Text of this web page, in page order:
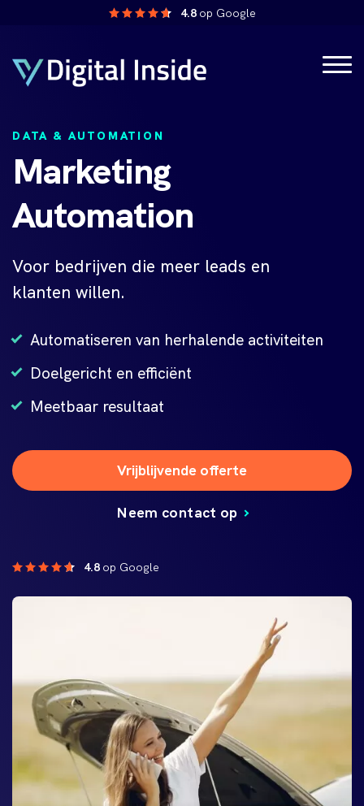
4.8 op Google
DATA & AUTOMATION
Marketing
Automation
Voor bedrijven die meer leads en
klanten willen.
Automatiseren van herhalende activiteiten
Doelgericht en efficiënt
Meetbaar resultaat
Vrijblijvende offerte
Neem contact op
4.8 op Google